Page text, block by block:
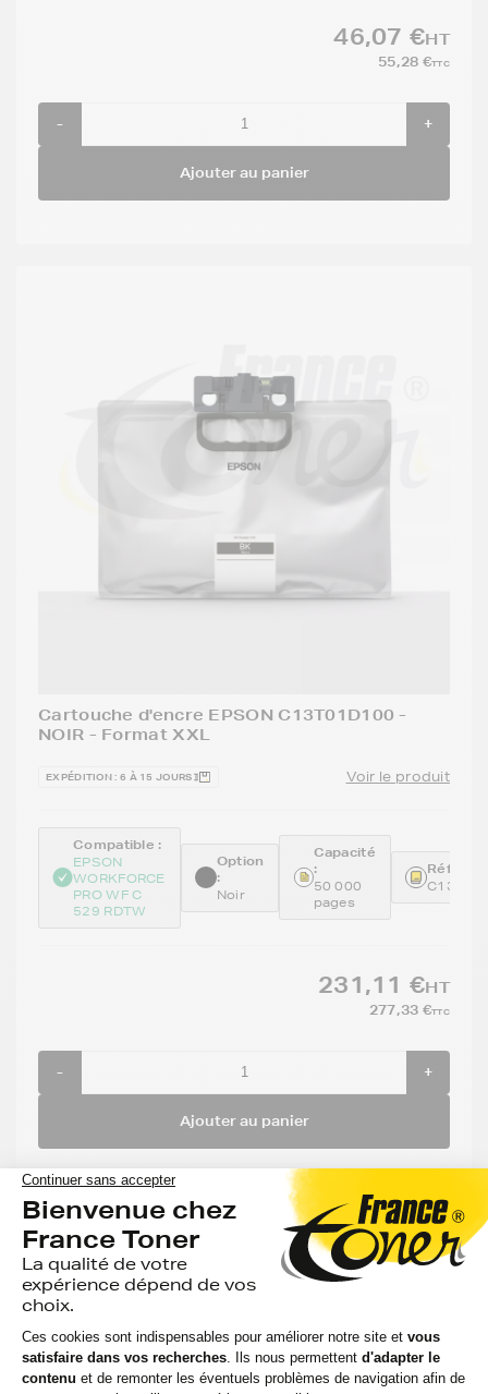
46,07 €HT
55,28 €TTC
- +
Ajouter au panier
Cartouche d'encre EPSON C13T01D100 -
NOIR - Format XXL
EXPÉDITION : 6 À 15 JOURS Voir le produit
Compatible :
EPSON
WORKFORCE
PRO WF C
529 RDTW
Option
:
Noir
Capacité
:
50 000
pages
231,11 €HT
277,33 €TTC
- +
Ajouter au panier